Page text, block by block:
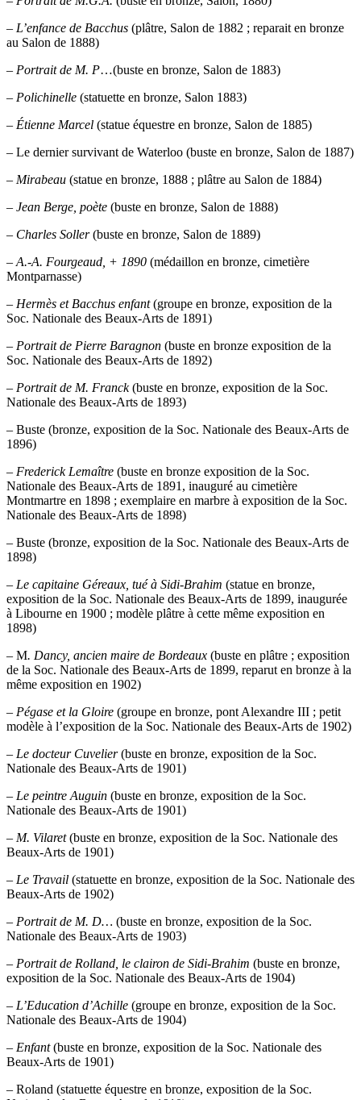
– L’enfance de Bacchus (plâtre, Salon de 1882 ; reparait en bronze
au Salon de 1888)
– Portrait de M. P…(buste en bronze, Salon de 1883)
– Polichinelle (statuette en bronze, Salon 1883)
– Étienne Marcel (statue équestre en bronze, Salon de 1885)
– Le dernier survivant de Waterloo (buste en bronze, Salon de 1887)
– Mirabeau (statue en bronze, 1888 ; plâtre au Salon de 1884)
– Jean Berge, poète (buste en bronze, Salon de 1888)
– Charles Soller(buste en bronze, Salon de 1889)
– A.-A. Fourgeaud, + 1890 (médaillon en bronze, cimetière
Montparnasse)
– Hermès et Bacchus enfant(groupe en bronze, exposition de la
Soc. Nationale des Beaux-Arts de 1891)
– Portrait de Pierre Baragnon (buste en bronze exposition de la
Soc. Nationale des Beaux-Arts de 1892)
– Portrait de M. Franck(buste en bronze, exposition de la Soc.
Nationale des Beaux-Arts de 1893)
– Buste (bronze, exposition de la Soc. Nationale des Beaux-Arts de
1896)
– Frederick Lemaître (buste en bronze exposition de la Soc.
Nationale des Beaux-Arts de 1891, inauguré au cimetière
Montmartre en 1898 ; exemplaire en marbre à exposition de la Soc.
Nationale des Beaux-Arts de 1898)
– Buste (bronze, exposition de la Soc. Nationale des Beaux-Arts de
1898)
– Le capitaine Géreaux, tué à Sidi-Brahim (statue en bronze,
exposition de la Soc. Nationale des Beaux-Arts de 1899, inaugurée
à Libourne en 1900 ; modèle plâtre à cette même exposition en
1898)
– M. Dancy, ancien maire de Bordeaux (buste en plâtre ; exposition
de la Soc. Nationale des Beaux-Arts de 1899, reparut en bronze à la
même exposition en 1902)
– Pégase et la Gloire (groupe en bronze, pont Alexandre III ; petit
modèle à l’exposition de la Soc. Nationale des Beaux-Arts de 1902)
– Le docteur Cuvelier(buste en bronze, exposition de la Soc.
Nationale des Beaux-Arts de 1901)
– Le peintre Auguin (buste en bronze, exposition de la Soc.
Nationale des Beaux-Arts de 1901)
– M. Vilaret(buste en bronze, exposition de la Soc. Nationale des
Beaux-Arts de 1901)
– Le Travail (statuette en bronze, exposition de la Soc. Nationale des
Beaux-Arts de 1902)
– Portrait de M. D… (buste en bronze, exposition de la Soc.
Nationale des Beaux-Arts de 1903)
– Portrait de Rolland, le clairon de Sidi-Brahim (buste en bronze,
exposition de la Soc. Nationale des Beaux-Arts de 1904)
– L’Education d’Achille (groupe en bronze, exposition de la Soc.
Nationale des Beaux-Arts de 1904)
– Enfant(buste en bronze, exposition de la Soc. Nationale des
Beaux-Arts de 1901)
– Roland (statuette équestre en bronze, exposition de la Soc.